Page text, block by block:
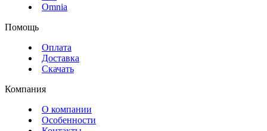
Omnia
Помощь
Оплата
Доставка
Скачать
Компания
О компании
Особенности